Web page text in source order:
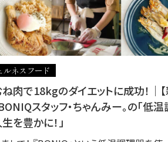
ルネスフード
肉で18kgのダイエットに成功！｜
スタッフ・ちゃんみー。の「低
を豊かに！」